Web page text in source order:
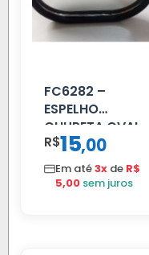
FC6282 –
ESPELHO
CHUPETA OVAL
R$15,00
Em até3x de R$
5,00 sem juros